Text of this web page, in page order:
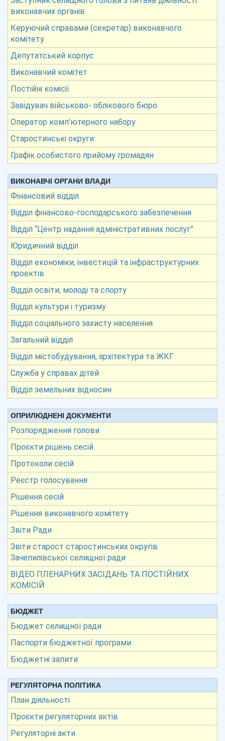
виконавчих органів
Керуючий справами (секретар) виконавчого
комітету
Депутатський корпус
Виконавчий комітет
Постійні комісії
Завідувач військово- облікового бюро
Оператор комп’ютерного набору
Старостинські округи
Графік особистого прийому громадян
ВИКОНАВЧІ ОРГАНИ ВЛАДИ
Фінансовий відділ
Відділ фінансово-господарського забезпечення
Відділ “Центр надання адміністративних послуг”
Юридичний відділ
Відділ економіки, інвестицій та інфраструктурних
проектів
Відділ освіти, молоді та спорту
Відділ культури і туризму
Відділ соціального захисту населення
Загальний відділ
Відділ містобудування, архітектури та ЖКГ
Служба у справах дітей
Відділ земельних відносин
ОПРИЛЮДНЕНІ ДОКУМЕНТИ
Розпорядження голови
Проєкти рішень сесій
Протоколи сесій
Реєстр голосування
Рішення сесій
Рішення виконавчого комітету
Звіти Ради
Звіти старост старостинських округів
Зачепилівської селищної ради
ВІДЕО ПЛЕНАРНИХ ЗАСІДАНЬ ТА ПОСТІЙНИХ
КОМІСІЙ
БЮДЖЕТ
Бюджет селищної ради
Паспорти бюджетної програми
Бюджетні запити
РЕГУЛЯТОРНА ПОЛІТИКА
План діяльності
Проєкти регуляторних актів
Регуляторні акти